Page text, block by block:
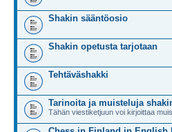
Shakin sääntöosio
Shakin opetusta tarjotaan
Tehtäväshakki
Tarinoita ja muisteluja
Tähän viestiketjuun voi kirjoittaa